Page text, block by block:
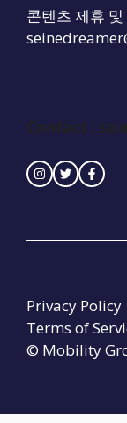
콘텐츠 제휴
Contact :
© Mobility
Privacy Policy
Terms of